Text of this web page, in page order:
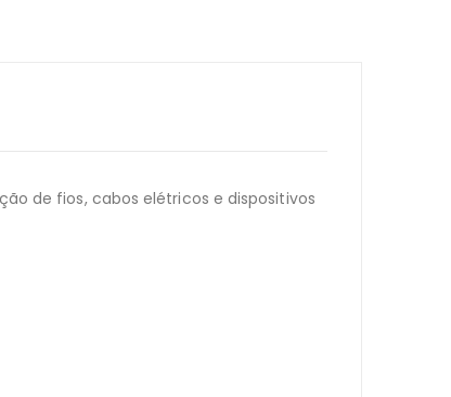
de fios, cabos elétricos e dispositivos